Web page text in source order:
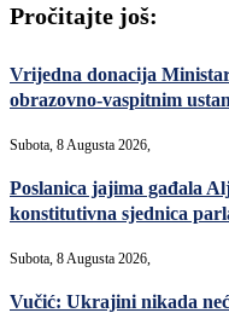
Pročitajte još:
Vrijedna donacija
obrazovno-vaspitnim
Subota, 8 Augusta 2026,
Poslanica jajima gađala
konstitutivna sjednica
Subota, 8 Augusta 2026,
Vučić: Ukrajini nikada